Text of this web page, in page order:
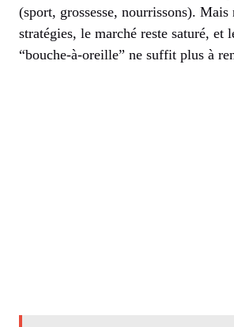
(sport, grossesse, nourrissons). Mais
stratégies, le marché reste saturé, et
“bouche-à-oreille” ne suffit plus à